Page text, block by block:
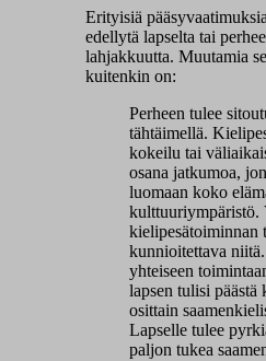
Erityisiä
edellytä lapselta tai
lahjakkuutta. Muutamia
kuitenkin on:
Perheen tulee
tähtäimellä.
kokeilu tai
osana jatkumoa,
luomaan koko
kulttuuriympäristö.
kielipesätoiminnan
kunnioitettava
yhteiseen
lapsen tulisi päästä
osittain
Lapselle tulee
paljon tukea